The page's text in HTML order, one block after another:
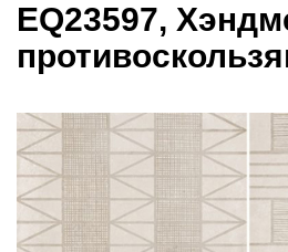
EQ23597,